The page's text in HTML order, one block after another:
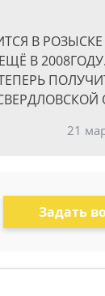
В
В
21
Задать